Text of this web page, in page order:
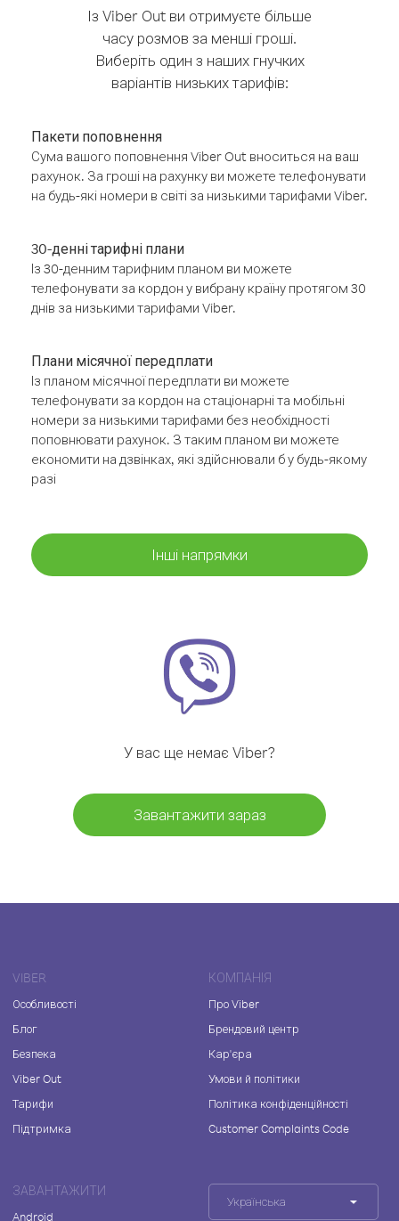
Із Viber Out ви отримуєте більше
часу розмов за менші гроші.
Виберіть один з наших гнучких
варіантів низьких тарифів:
Пакети поповнення
Сума вашого поповнення Viber Out вноситься на ваш
рахунок. За гроші на рахунку ви можете телефонувати
на будь-які номери в світі за низькими тарифами Viber.
30-денні тарифні плани
Із 30-денним тарифним планом ви можете
телефонувати за кордон у вибрану країну протягом 30
днів за низькими тарифами Viber.
Плани місячної передплати
Із планом місячної передплати ви можете
телефонувати за кордон на стаціонарні та мобільні
номери за низькими тарифами без необхідності
поповнювати рахунок. З таким планом ви можете
економити на дзвінках, які здійснювали б у будь-якому
разі
Інші напрямки
У вас ще немає Viber?
Завантажити зараз
VIBER
Особливості
Блог
Безпека
Viber Out
Тарифи
Підтримка
КОМПАНІЯ
Про Viber
Брендовий центр
Кар'єра
Умови й політики
Політика конфіденційності
Customer Complaints Code
ЗАВАНТАЖИТИ
Android
Українська